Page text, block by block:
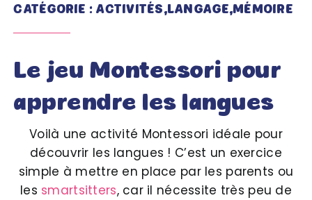
CATÉGORIE : ACTIVITÉS,LANGAGE,MÉMOIRE
Le jeu Montessori pour
apprendre les langues
Voilà une activité Montessori idéale pour
découvrir les langues ! C’est un exercice
simple à mettre en place par les parents ou
les smartsitters, car il nécessite très peu de